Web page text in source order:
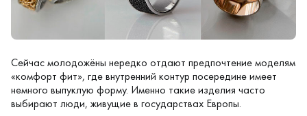
Сейчас молодожёны нередко отдают предпочтение моделям
«комфорт фит», где внутренний контур посередине имеет
немного выпуклую форму. Именно такие изделия часто
выбирают люди, живущие в государствах Европы.